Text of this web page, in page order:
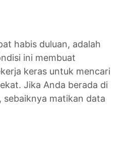
habis duluan, adalah
ini membuat
keras untuk mencari
Jika Anda berada di
sebaiknya matikan data